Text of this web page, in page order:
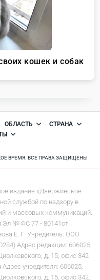
ОБЛАСТЬ
СТРАНА
ВРЕМЯ. ВСЕ ПРАВА ЗАЩИЩЕНЫ
издание «Дзержинское
службой по надзору в
и массовых коммуникаций.
Эл № ФС 77 - 80141от
Е. Г. Учредитель: ООО
Адрес редакции: 606025,
д. 15, офис 342
учредителя: 606025,
д. 15, офис 342.